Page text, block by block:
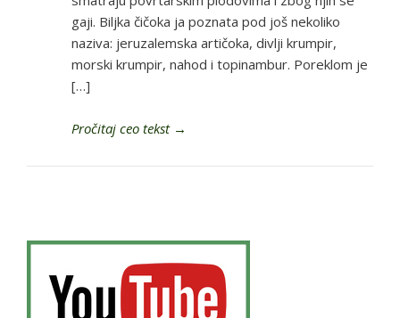
gaji. Biljka čičoka ja poznata pod još nekoliko
naziva: jeruzalemska artičoka, divlji krumpir,
morski krumpir, nahod i topinambur. Poreklom je
[…]
Pročitaj ceo tekst→